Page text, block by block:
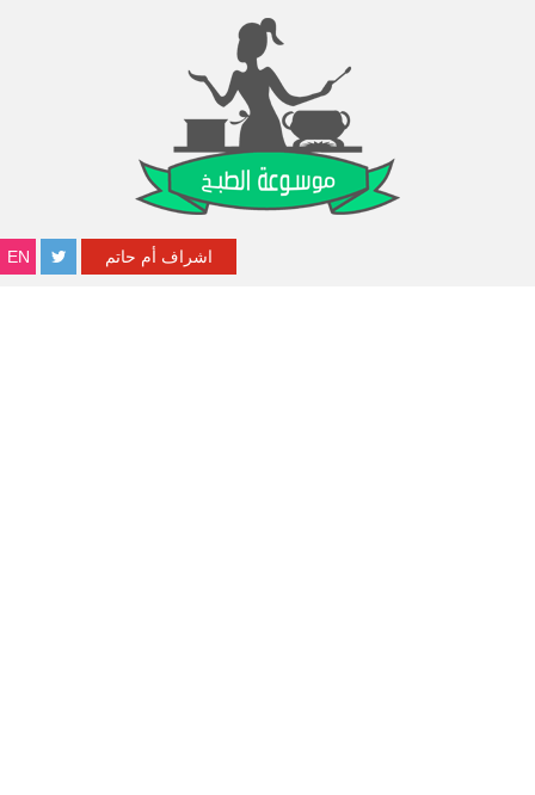
EN اشراف أم حاتم